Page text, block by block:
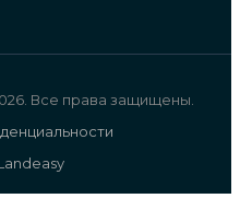
Все права защищены.